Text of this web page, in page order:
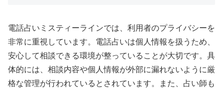
電話占いミスティーラインでは、利用者のプライバシーを
非常に重視しています。電話占いは個人情報を扱うため、
安心して相談できる環境が整っていることが大切です。具
体的には、相談内容や個人情報が外部に漏れないように厳
格な管理が行われているとされています。また、占い師も